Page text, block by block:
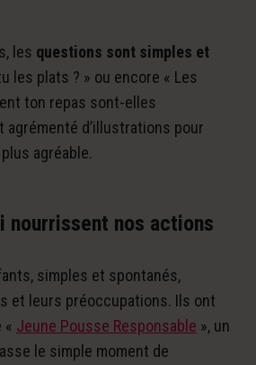
les questions sont simples et
les plats ? » ou encore « Les
ton repas sont-elles
agrémenté d’illustrations pour
agréable.
nourrissent nos actions
simples et spontanés,
et leurs préoccupations. Ils ont
« Jeune Pousse Responsable », un
le simple moment de